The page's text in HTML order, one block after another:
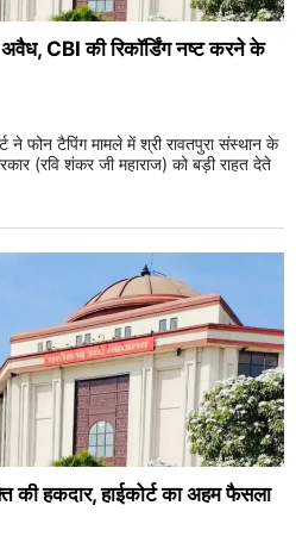
अवैध, CBI की रिकॉर्डिंग नष्ट करने के
ने फोन टैपिंग मामले में श्री रावतपुरा संस्थान के
(रवि शंकर जी महाराज) को बड़ी राहत देते
की हकदार, हाईकोर्ट का अहम फैसला